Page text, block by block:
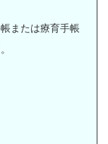
または療育手帳